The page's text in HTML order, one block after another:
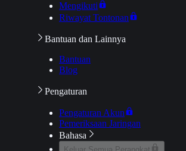
Mengikuti
Riwayat Tontonan
Bantuan dan Lainnya
Bantuan
Blog
Pengaturan
Pengaturan Akun
Pemeriksaan Jaringan
Bahasa